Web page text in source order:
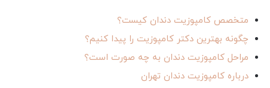
متخصص کامپوزیت دندان کیست؟
چگونه بهترین دکتر کامپوزیت را پیدا کنیم؟
مراحل کامپوزیت دندان به چه صورت است؟
درباره کامپوزیت دندان تهران